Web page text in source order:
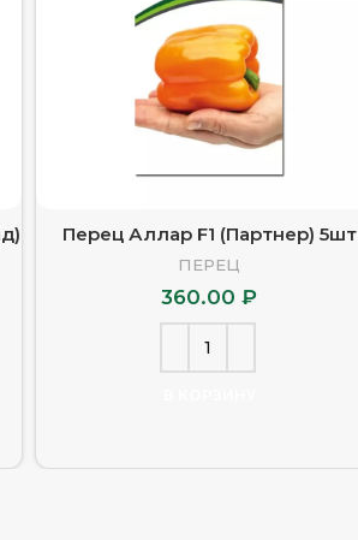
Перец Аллар F1 (Партнер) 5шт
ПЕРЕЦ
360.00₽